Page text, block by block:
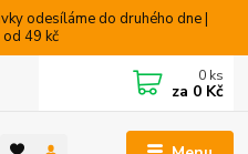
odesíláme do druhého dne |
49 kč
0 ks
za 0 Kč